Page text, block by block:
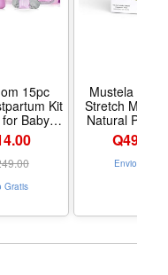
15pc
Baby
Nursing
Liners,
Gratis
Mustela
Stretch Marks
Natural
Skincare -
Stretch Marks
Belly Oil -
Q494.00
Envio Gratis